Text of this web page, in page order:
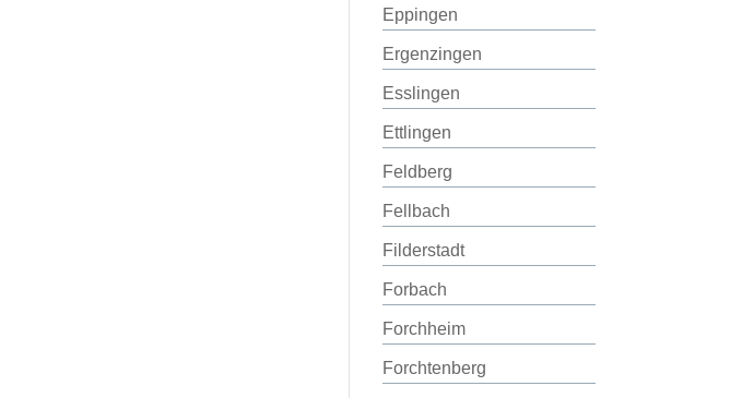
Eppingen
Ergenzingen
Esslingen
Ettlingen
Feldberg
Fellbach
Filderstadt
Forbach
Forchheim
Forchtenberg